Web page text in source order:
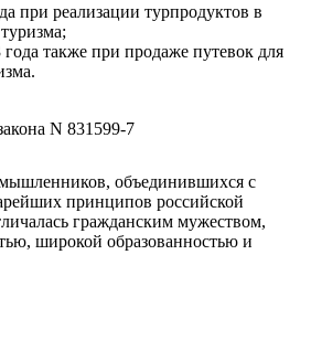
при реализации турпродуктов в
года также при продаже путевок для
N 831599-7
объединившихся с
принципов российской
гражданским мужеством,
широкой образованностью и